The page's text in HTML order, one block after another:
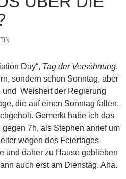
Day“, Tag der Versöhnung.
sondern schon Sonntag, aber
Weisheit der Regierung
die auf einen Sonntag fallen,
Gemerkt habe ich das
7h, als Stephen anrief um
wegen des Feiertages
und daher zu Hause geblieben
auch erst am Dienstag. Aha.